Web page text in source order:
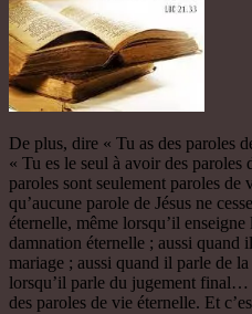
De plus, dire « Tu as des paroles
« Tu es le seul à avoir des paroles
paroles sont seulement paroles de
qu’aucune parole de Jésus ne
éternelle, même lorsqu’il enseigne
damnation éternelle ; aussi quand
mariage ; aussi quand il parle de
lorsqu’il parle du jugement final…
des paroles de vie éternelle. Et